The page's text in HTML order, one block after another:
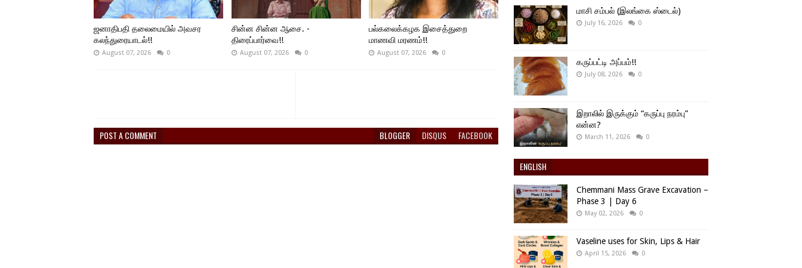
ஜனாதிபதி தலைமையில் அவசர
கலந்துரையாடல்!!
August 07, 2026 0
சின்ன சின்ன ஆசை. -
திரைப்பார்வை!!
August 07, 2026 0
பல்கலைக்கழக இசைத்துறை
மாணவி மரணம்!!
August 07, 2026 0
POST A COMMENT BLOGGER DISQUS FACEBOOK
மாசி சம்பல் (இலங்கை ஸ்டைல்)
July 16, 2026 0
கருப்பட்டி அப்பம்!!
July 08, 2026 0
இறாலில் இருக்கும் “கருப்பு நரம்பு”
என்ன?
March 11, 2026 0
ENGLISH
Chemmani Mass Grave Excavation –
Phase 3 | Day 6
May 02, 2026 0
Vaseline uses for Skin, Lips & Hair
April 15, 2026 0